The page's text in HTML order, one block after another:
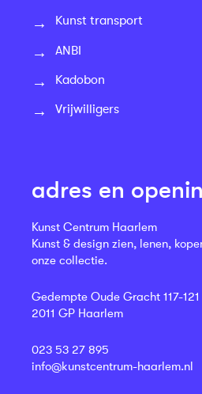
Kunst transport
ANBI
Kadobon
Vrijwilligers
adres en
Kunst Centrum Haarlem
Kunst & design zien, lenen,
onze collectie.
Gedempte Oude Gracht 117-121
2011 GP Haarlem
023 53 27 895
info@kunstcentrum-haarlem.nl